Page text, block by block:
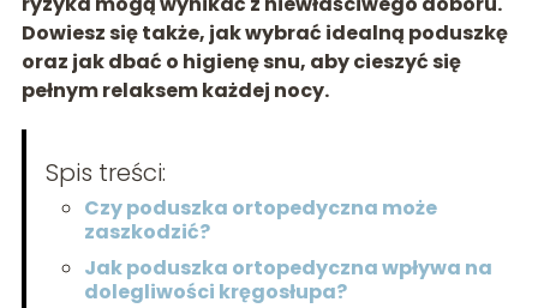
Dowiesz się także, jak wybrać idealną poduszkę
oraz jak dbać o higienę snu, aby cieszyć się
pełnym relaksem każdej nocy.
Spis treści:
Czy poduszka ortopedyczna może
zaszkodzić?
Jak poduszka ortopedyczna wpływa na
dolegliwości kręgosłupa?